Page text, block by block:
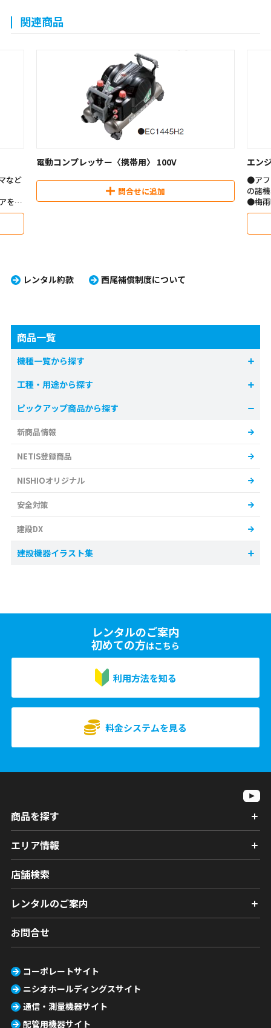
関連商品
など
を供
電動コンプレッサー〈携帯用〉 100V
問合せに追加
エン
●アフ
の諸
●梅雨
給
価を
レンタル約款 西尾補償制度について
商品一覧
機種一覧から探す
工種・用途から探す
ピックアップ商品から探す
新商品情報
NETIS登録商品
NISHIOオリジナル
安全対策
建設DX
建設機器イラスト集
レンタルのご案内
初めての方はこちら
利用方法を知る
料金システムを見る
商品を探す
エリア情報
店舗検索
レンタルのご案内
お問合せ
コーポレートサイト
ニシオホールディングスサイト
通信・測量機器サイト
配管用機器サイト